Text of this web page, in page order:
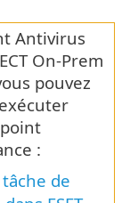
Antivirus
On-Prem
pouvez
:
de